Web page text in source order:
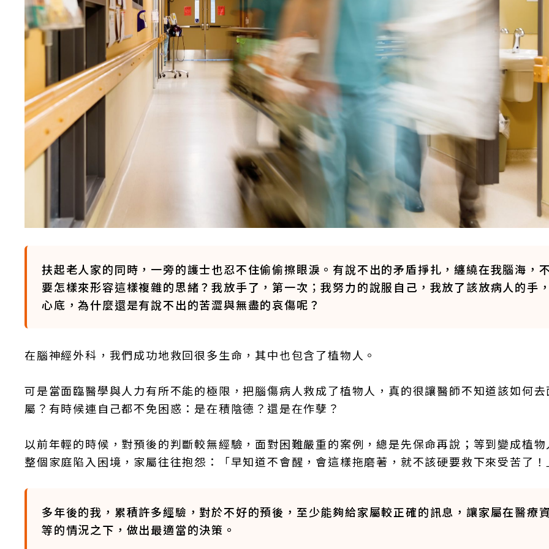
扶起老人家的同時，一旁的護士也忍不住偷偷擦眼淚。有說不出的矛盾掙扎，纏繞在我腦海，
要怎樣來形容這樣複雜的思緒？我放手了，第一次；我努力的說服自己，我放了該放病人的手
心底，為什麼還是有說不出的苦澀與無盡的哀傷呢？
在腦神經外科，我們成功地救回很多生命，其中也包含了植物人。
可是當面臨醫學與人力有所不能的極限，把腦傷病人救成了植物人，真的很讓醫師不知道該如何
屬？有時候連自己都不免困惑：是在積陰德？還是在作孽？
以前年輕的時候，對預後的判斷較無經驗，面對困難嚴重的案例，總是先保命再說；等到變成植
整個家庭陷入困境，家屬往往抱怨：「早知道不會醒，會這樣拖磨著，就不該硬要救下來受苦了
多年後的我，累積許多經驗，對於不好的預後，至少能夠給家屬較正確的訊息，讓家屬在醫療
等的情況之下，做出最適當的決策。